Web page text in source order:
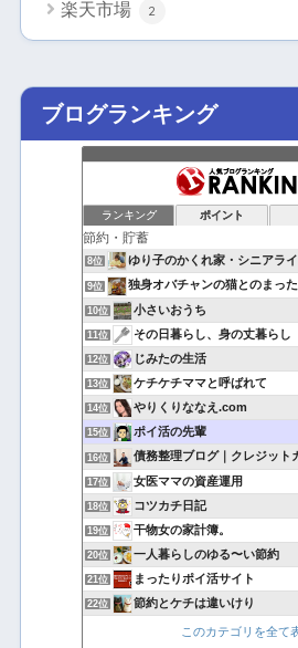
楽天市場 2
ブログランキング
ランキング ポイント
8位 ゆり子のかくれ家・シニアラ
9位 独身オバチャンの猫とのまっ
10位 小さいおうち
11位 その日暮らし、身の丈暮らし
12位 じみたの生活
13位 ケチケチママと呼ばれて
14位 やりくりななえ.com
15位 ポイ活の先輩
16位 債務整理ブログ｜クレジットカード・ロ
17位 女医ママの資産運用
18位 コツカチ日記
19位 干物女の家計簿。
20位 一人暮らしのゆる〜い節約
21位 まったりポイ活サイト
22位 節約とケチは違いけり
このカテゴリを全て